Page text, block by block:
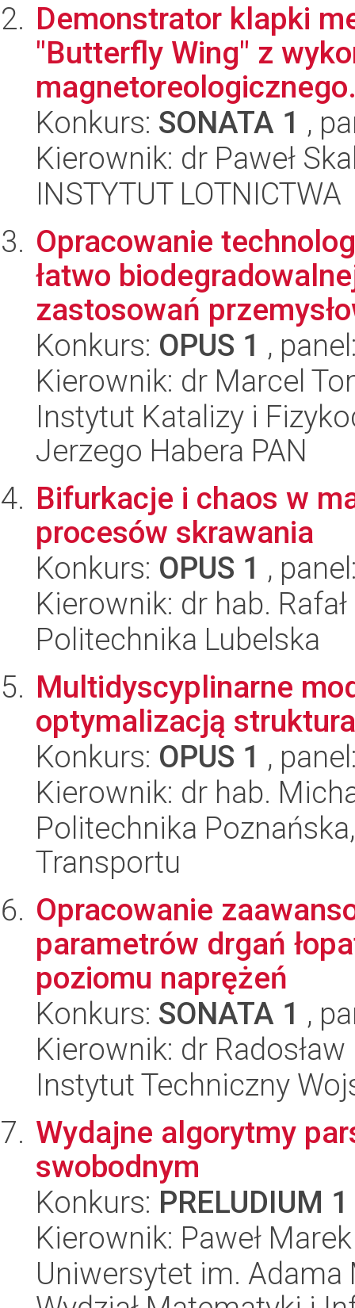
Demonstrator klapki
"Butterfly Wing" z
Konkurs: SONATA 1 ,
Kierownik: dr Paweł
INSTYTUT LOTNICTWA
Opracowanie
łatwo
zastosowań
Konkurs: OPUS 1 ,
Kierownik: dr Marcel
Instytut Katalizy i
Jerzego Habera PAN
Bifurkacje i chaos w
procesów skrawania
Konkurs: OPUS 1 ,
Kierownik: dr hab.
Politechnika Lubelska
Multidyscyplinarne
optymalizacją
Konkurs: OPUS 1 ,
Kierownik: dr hab.
Politechnika
Transportu
Opracowanie
parametrów drgań
poziomu naprężeń
Konkurs: SONATA 1 ,
Kierownik: dr
Instytut Techniczny
Wydajne algorytmy
swobodnym
Konkurs: PRELUDIUM 1
Kierownik: Paweł
Uniwersytet im.